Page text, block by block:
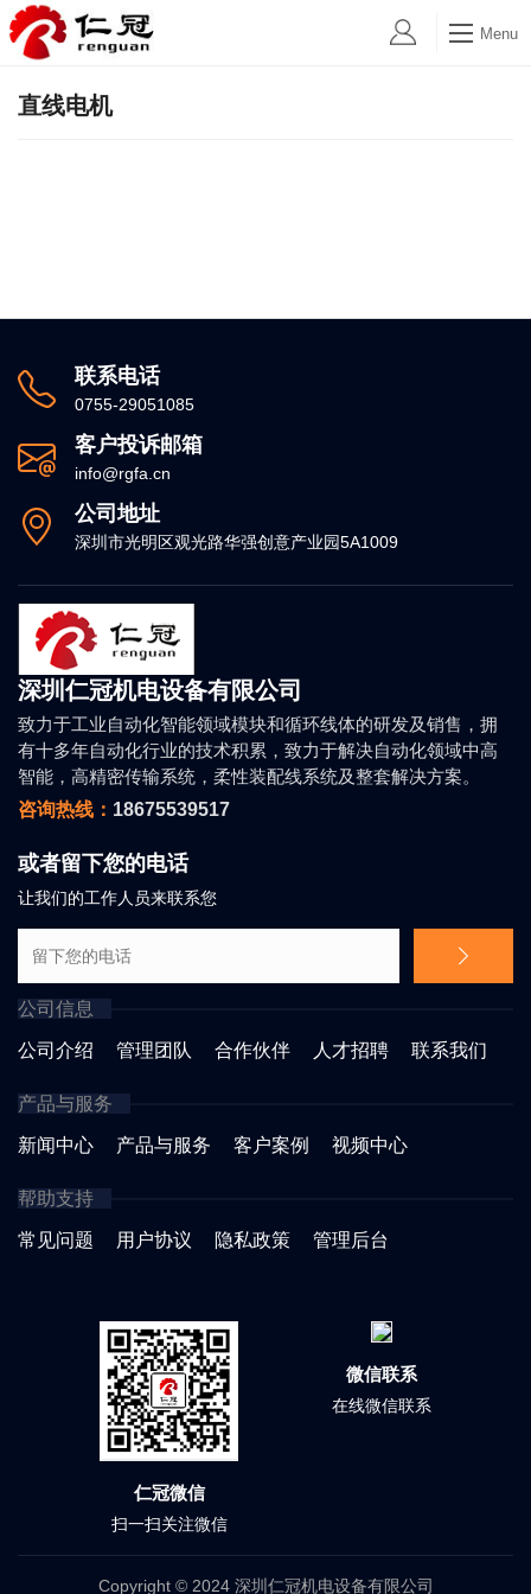
Menu
直线电机
联系电话
0755-29051085
客户投诉邮箱
info@rgfa.cn
公司地址
深圳市光明区观光路华强创意产业园5A1009
深圳仁冠机电设备有限公司
致力于工业自动化智能领域模块和循环线体的研发及销售，拥
有十多年自动化行业的技术积累，致力于解决自动化领域中高
智能，高精密传输系统，柔性装配线系统及整套解决方案。
咨询热线： 18675539517
或者留下您的电话
让我们的工作人员来联系您
公司信息
公司介绍 管理团队 合作伙伴 人才招聘 联系我们
产品与服务
新闻中心 产品与服务 客户案例 视频中心
帮助支持
常见问题 用户协议 隐私政策 管理后台
仁冠微信
扫一扫关注微信
微信联系
在线微信联系
Copyright © 2024 深圳仁冠机电设备有限公司